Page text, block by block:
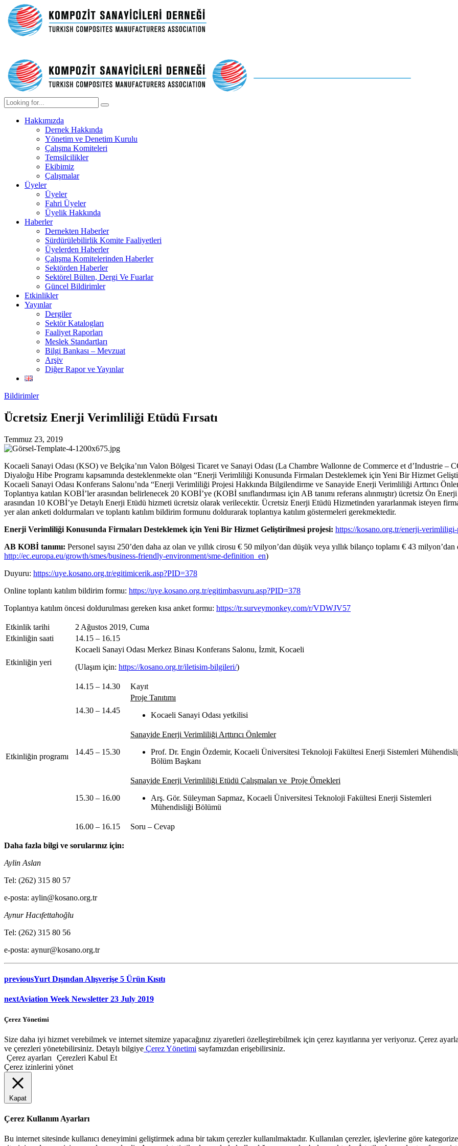
Hakkımızda
Dernek Hakkında
Yönetim ve Denetim Kurulu
Çalışma Komiteleri
Temsilcilikler
Ekibimiz
Çalışmalar
Üyeler
Üyeler
Fahri Üyeler
Üyelik Hakkında
Haberler
Dernekten Haberler
Sürdürülebilirlik Komite Faaliyetleri
Üyelerden Haberler
Çalışma Komitelerinden Haberler
Sektörden Haberler
Sektörel Bülten, Dergi Ve Fuarlar
Güncel Bildirimler
Etkinlikler
Yayınlar
Dergiler
Sektör Katalogları
Faaliyet Raporları
Meslek Standartları
Bilgi Bankası – Mevzuat
Arşiv
Diğer Rapor ve Yayınlar
Bildirimler
Ücretsiz Enerji Verimliliği Etüdü Fırsatı
Temmuz 23, 2019
Kocaeli Sanayi Odası (KSO) ve Belçika’nın Valon Bölgesi Ticaret ve Sanayi Odası (La Chambre Wallonne de Commerce et d’Industrie
Diyaloğu Hibe Programı kapsamında desteklenmekte olan “Enerji Verimliliği Konusunda Firmaları Desteklemek için Yeni Bir Hizmet
Kocaeli Sanayi Odası Konferans Salonu’nda “Enerji Verimliliği Projesi Hakkında Bilgilendirme ve Sanayide Enerji Verimliliği Arttırıcı
Toplantıya katılan KOBİ’ler arasından belirlenecek 20 KOBİ’ye (KOBİ sınıflandırması için AB tanımı referans alınmıştır) ücretsiz Ön
arasından 10 KOBİ’ye Detaylı Enerji Etüdü hizmeti ücretsiz olarak verilecektir. Ücretsiz Enerji Etüdü Hizmetinden yararlanmak isteyen
yer alan anketi doldurmaları ve toplantı katılım bildirim formunu doldurarak toplantıya katılım göstermeleri gerekmektedir.
Enerji Verimliliği Konusunda Firmaları Desteklemek için Yeni Bir Hizmet Geliştirilmesi projesi: https://kosano.org.tr/enerji-
AB KOBİ tanımı: Personel sayısı 250’den daha az olan ve yıllık cirosu € 50 milyon’dan düşük veya yıllık bilanço toplamı € 43
http://ec.europa.eu/growth/smes/business-friendly-environment/sme-definition_en)
Duyuru: https://uye.kosano.org.tr/egitimicerik.asp?PID=378
Online toplantı katılım bildirim formu: https://uye.kosano.org.tr/egitimbasvuru.asp?PID=378
Toplantıya katılım öncesi doldurulması gereken kısa anket formu: https://tr.surveymonkey.com/r/VDWJV57
Etkinlik tarihi
2 Ağustos 2019, Cuma
Etkinliğin saati
14.15 – 16.15
Etkinliğin yeri
Kocaeli Sanayi Odası Merkez Binası Konferans Salonu, İzmit, Kocaeli
(Ulaşım için: https://kosano.org.tr/iletisim-bilgileri/)
Etkinliğin programı
14.15 – 14.30 Kayıt
14.30 – 14.45
Proje Tanıtımı
Kocaeli Sanayi Odası yetkilisi
14.45 – 15.30
Sanayide Enerji Verimliliği Arttırıcı Önlemler
Prof. Dr. Engin Özdemir, Kocaeli Üniversitesi Teknoloji Fakültesi Enerji Sistemleri
Bölüm Başkanı
15.30 – 16.00
Sanayide Enerji Verimliliği Etüdü Çalışmaları ve Proje Örnekleri
Arş. Gör. Süleyman Sapmaz, Kocaeli Üniversitesi Teknoloji Fakültesi Enerji Sistemleri
Mühendisliği Bölümü
16.00 – 16.15 Soru – Cevap
Daha fazla bilgi ve sorularınız için:
Aylin Aslan
Tel: (262) 315 80 57
e-posta: aylin@kosano.org.tr
Aynur Hacıfettahoğlu
Tel: (262) 315 80 56
e-posta: aynur@kosano.org.tr
previousYurt Dışından Alışverişe 5 Ürün Kısıtı
nextAviation Week Newsletter 23 July 2019
Çerez Yönetimi
Size daha iyi hizmet verebilmek ve internet sitemize yapacağınız ziyaretleri özelleştirebilmek için çerez kayıtlarına yer veriyoruz. Çerez
ve çerezleri yönetebilirsiniz. Detaylı bilgiye Çerez Yönetimi sayfamızdan erişebilirsiniz.
Çerez ayarları
Çerezleri Kabul Et
Çerez izinlerini yönet
Kapat
Çerez Kullanım Ayarları
Bu internet sitesinde kullanıcı deneyimini geliştirmek adına bir takım çerezler kullanılmaktadır. Kullanılan çerezler, işlevlerine göre